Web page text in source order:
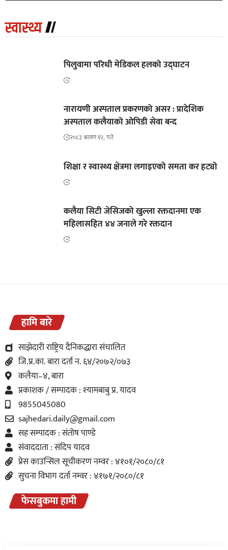
स्वास्थ्य
पिलुवामा परिधी मेडिकल हलको उद्घाटन
नारायणी अस्पताल प्रकरणको असर : प्रादेशिक
अस्पताल कलैयाको ओपिडी सेवा बन्द
२०८३ श्रावण १२, गते
शिक्षा र स्वास्थ्य क्षेत्रमा लगाइएको समता कर हट्यो
कलैया सिटी जेसिजको खुल्ला रक्तदानमा एक
महिलासहित ४४ जनाले गरे रक्तदान
हामि बारे
साझेदारी राष्ट्रिय दैनिकद्धारा संचालित
जि.प्र.का. बारा दर्ता न. ६४/२०७२/०७३
कलैया–४, बारा
प्रकाशक / सम्पादक : श्यामबाबु प्र. यादव
9855045080
sajhedari.daily@gmail.com
सह सम्पादक : संतोष पाण्डे
संवाददाता : संदिप यादव
प्रेस काउन्सिल सूचीकरण नम्वर : ४१०१/२०८०/८१
सुचना विभाग दर्ता नम्वर : ४१७१/२०८०/८१
फेसबुकमा हामी